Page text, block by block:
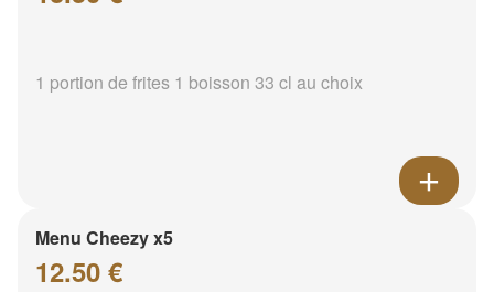
1 portion de frites 1 boisson 33 cl au choix
Menu Cheezy x5
12.50 €